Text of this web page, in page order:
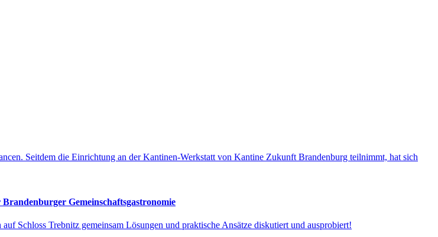
Seitdem die Einrichtung an der Kantinen-Werkstatt von Kantine Zukunft Brandenburg teilnimmt, hat sich
Gemeinschafts­gastronomie
Schloss Trebnitz gemeinsam Lösungen und praktische Ansätze diskutiert und ausprobiert!